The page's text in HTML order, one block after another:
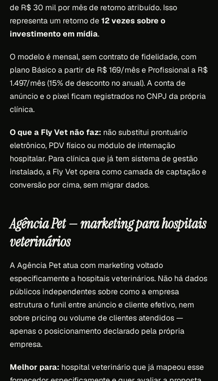
de R$ 30 mil por mês de retorno atribuído. Isso
representa um retorno de12 vezes sobre o
investimento em mídia.
O modelo é mensal, sem contrato de fidelidade, com
plano Básico a partir de R$ 169/mês e Profissional a R$
1.497/mês (15% de desconto no anual). A conta de
anúncio e o pixel ficam registrados no CNPJ da própria
clínica.
O que a Fly Vet não faz: não substitui prontuário
eletrônico, PDV físico ou módulo de internação
hospitalar. Para clínica que já tem sistema de gestão
instalado, a Fly Vet opera como camada de captação e
conversão por cima, sem migrar dados.
Agência Pet — marketing para hospitais
veterinários
A Agência Pet atua com marketing voltado
especificamente a hospitais veterinários. Não há dados
públicos independentes sobre como a empresa
estrutura o funil entre anúncio e cliente efetivo, nem
sobre pricing ou volume de clientes atendidos —
apenas o posicionamento declarado pela própria
empresa.
Melhor para: hospital veterinário que já mapeou esse